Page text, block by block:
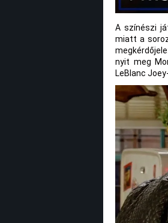
A színészi
miatt a
nyit meg
LeBlanc